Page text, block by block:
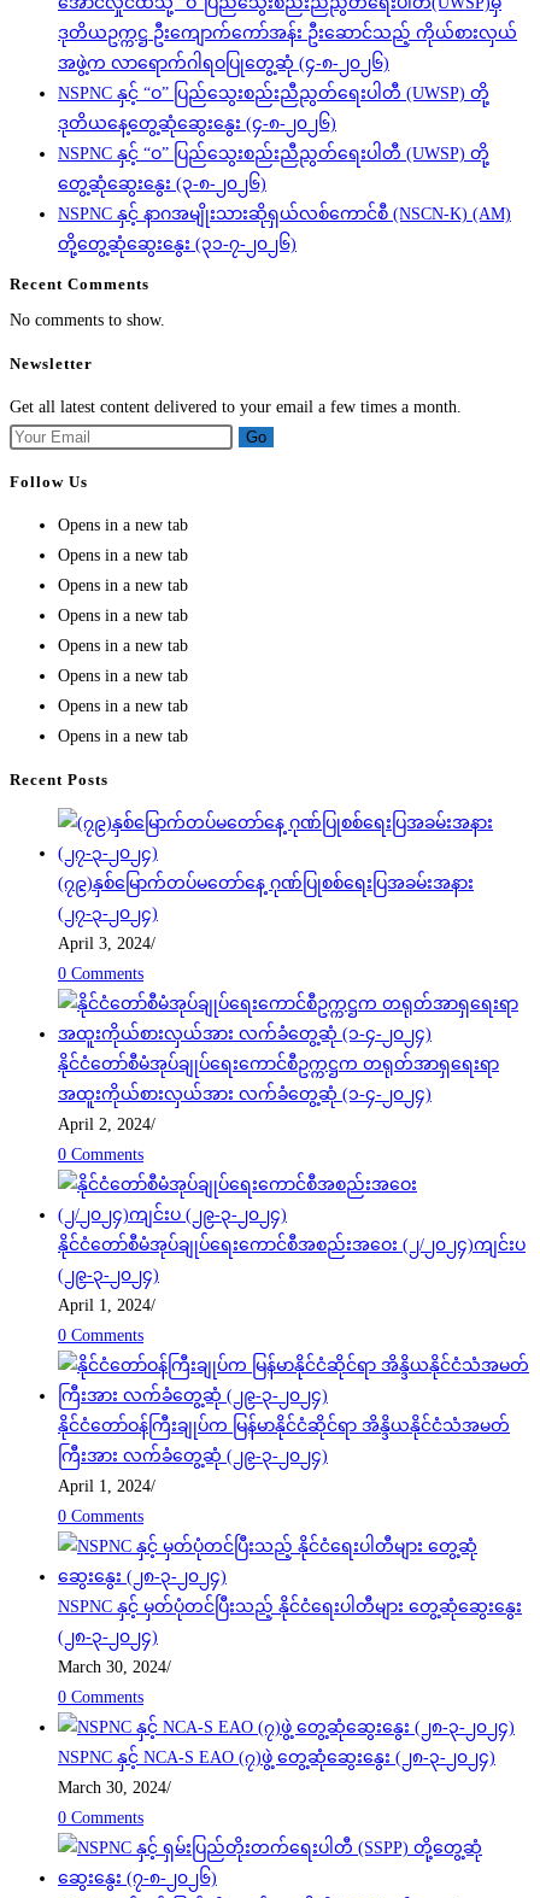
ဒုတိယဥက္ကဋ္ဌ ဦးကျောက်ကော်အန်း ဦးဆောင်သည့် ကိုယ်စားလှယ်
အဖွဲ့က လာရောက်ဂါရဝပြုတွေ့ဆုံ (၄-၈-၂၀၂၆)
NSPNC နှင့် “ဝ” ပြည်သွေးစည်းညီညွတ်ရေးပါတီ (UWSP) တို့
ဒုတိယနေ့တွေ့ဆုံဆွေးနွေး (၄-၈-၂၀၂၆)
NSPNC နှင့် “ဝ” ပြည်သွေးစည်းညီညွတ်ရေးပါတီ (UWSP) တို့
တွေ့ဆုံဆွေးနွေး (၃-၈-၂၀၂၆)
NSPNC နှင့် နာဂအမျိုးသားဆိုရှယ်လစ်ကောင်စီ (NSCN-K) (AM)
တို့တွေ့ဆုံဆွေးနွေး (၃၁-၇-၂၀၂၆)
Recent Comments
No comments to show.
Newsletter
Get all latest content delivered to your email a few times a month.
Go
Follow Us
Opens in a new tab
Opens in a new tab
Opens in a new tab
Opens in a new tab
Opens in a new tab
Opens in a new tab
Opens in a new tab
Opens in a new tab
Recent Posts
(၇၉)နှစ်မြောက်တပ်မတော်နေ့ ဂုဏ်ပြုစစ်ရေးပြအခမ်းအနား
(၂၇-၃-၂၀၂၄)
April 3, 2024/
0 Comments
နိုင်ငံတော်စီမံအုပ်ချုပ်ရေးကောင်စီဥက္ကဋ္ဌက တရုတ်အာရှရေးရာ
အထူးကိုယ်စားလှယ်အား လက်ခံတွေ့ဆုံ (၁-၄-၂၀၂၄)
April 2, 2024/
0 Comments
နိုင်ငံတော်စီမံအုပ်ချုပ်ရေးကောင်စီအစည်းအဝေး (၂/၂၀၂၄)ကျင်းပ
(၂၉-၃-၂၀၂၄)
April 1, 2024/
0 Comments
နိုင်ငံတော်ဝန်ကြီးချုပ်က မြန်မာနိုင်ငံဆိုင်ရာ အိန္ဒိယနိုင်ငံသံအမတ်
ကြီးအား လက်ခံတွေ့ဆုံ (၂၉-၃-၂၀၂၄)
April 1, 2024/
0 Comments
NSPNC နှင့် မှတ်ပုံတင်ပြီးသည့် နိုင်ငံရေးပါတီများ တွေ့ဆုံဆွေးနွေး
(၂၈-၃-၂၀၂၄)
March 30, 2024/
0 Comments
NSPNC နှင့် NCA-S EAO (၇)ဖွဲ့ တွေ့ဆုံဆွေးနွေး (၂၈-၃-၂၀၂၄)
March 30, 2024/
0 Comments